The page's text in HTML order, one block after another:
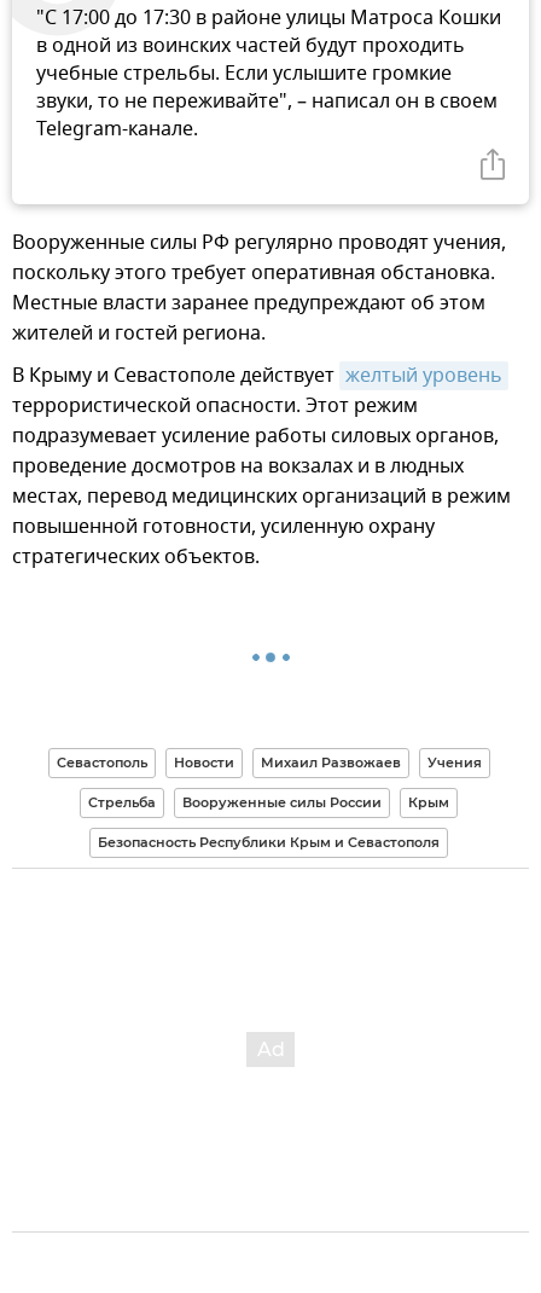
"С 17:00 до 17:30 в районе улицы Матроса Кошки
в одной из воинских частей будут проходить
учебные стрельбы. Если услышите громкие
звуки, то не переживайте", – написал он в своем
Telegram-канале.
Вооруженные силы РФ регулярно проводят учения,
поскольку этого требует оперативная обстановка.
Местные власти заранее предупреждают об этом
жителей и гостей региона.
В Крыму и Севастополе действует желтый уровень
террористической опасности. Этот режим
подразумевает усиление работы силовых органов,
проведение досмотров на вокзалах и в людных
местах, перевод медицинских организаций в режим
повышенной готовности, усиленную охрану
стратегических объектов.
Севастополь Новости Михаил Развожаев Учения
Стрельба Вооруженные силы России Крым
Безопасность Республики Крым и Севастополя